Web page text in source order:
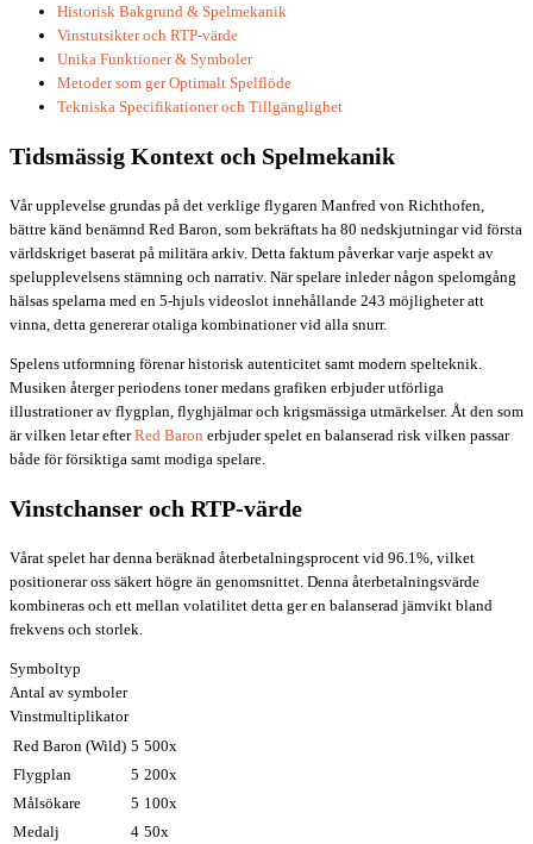
Historisk Bakgrund & Spelmekanik
Vinstutsikter och RTP-värde
Unika Funktioner & Symboler
Metoder som ger Optimalt Spelflöde
Tekniska Specifikationer och Tillgänglighet
Tidsmässig Kontext och Spelmekanik
Vår upplevelse grundas på det verklige flygaren Manfred von Richthofen,
bättre känd benämnd Red Baron, som bekräftats ha 80 nedskjutningar vid första
världskriget baserat på militära arkiv. Detta faktum påverkar varje aspekt av
spelupplevelsens stämning och narrativ. När spelare inleder någon spelomgång
hälsas spelarna med en 5-hjuls videoslot innehållande 243 möjligheter att
vinna, detta genererar otaliga kombinationer vid alla snurr.
Spelens utformning förenar historisk autenticitet samt modern spelteknik.
Musiken återger periodens toner medans grafiken erbjuder utförliga
illustrationer av flygplan, flyghjälmar och krigsmässiga utmärkelser. Åt den som
är vilken letar efterRed Baron erbjuder spelet en balanserad risk vilken passar
både för försiktiga samt modiga spelare.
Vinstchanser och RTP-värde
Vårat spelet har denna beräknad återbetalningsprocent vid 96.1%, vilket
positionerar oss säkert högre än genomsnittet. Denna återbetalningsvärde
kombineras och ett mellan volatilitet detta ger en balanserad jämvikt bland
frekvens och storlek.
Symboltyp
Antal av symboler
Vinstmultiplikator
Red Baron (Wild) 5 500x
Flygplan
5 200x
Målsökare
5 100x
Medalj
4 50x